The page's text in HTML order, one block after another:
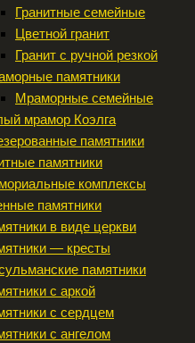
Гранитные семейные
Цветной гранит
Гранит с ручной резкой
памятники
Мраморные семейные
мрамор Коэлга
памятники
памятники
комплексы
памятники
в виде церкви
— кресты
памятники
с аркой
с сердцем
с ангелом